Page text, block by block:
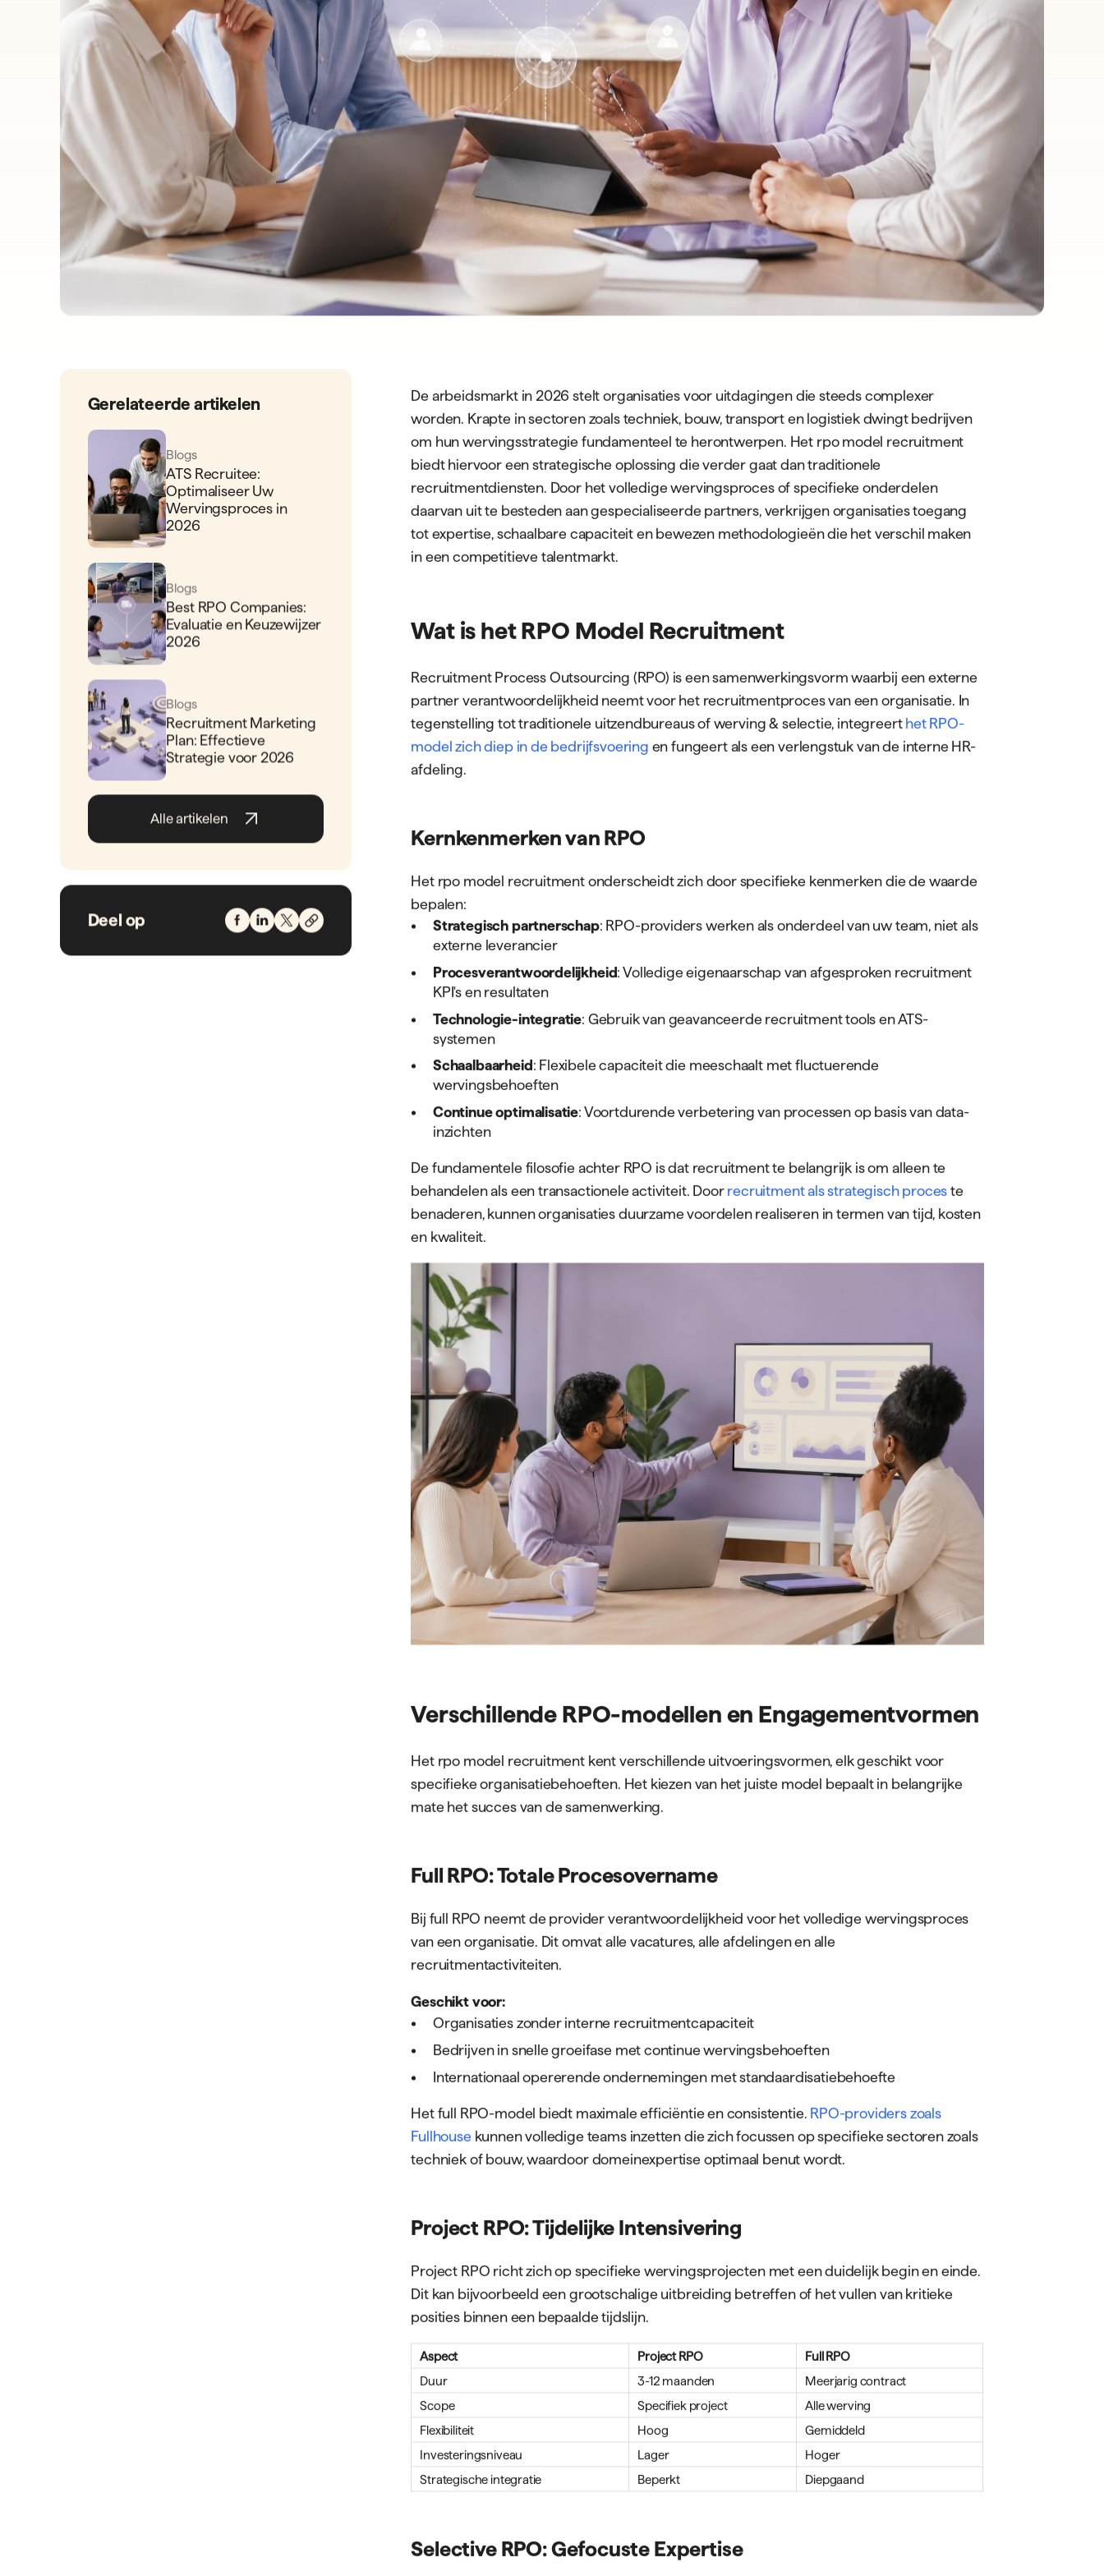
Gerelateerde artikelen
Blogs
ATS Recruitee:
Optimaliseer Uw
Best RPO Companies:
De arbeidsmarkt in 2026 stelt organisaties voor uitdagingen die steeds complexer
worden. Krapte in sectoren zoals techniek, bouw, transport en logistiek dwingt bedrijven
om hun wervingsstrategie fundamenteel te herontwerpen. Het rpo model recruitment
biedt hiervoor een strategische oplossing die verder gaat dan traditionele
recruitmentdiensten. Door het volledige wervingsproces of specifieke onderdelen
in een competitieve talentmarkt.
Wat is het RPO Model Recruitment
Recruitment Process Outsourcing (RPO) is een samenwerkingsvorm waarbij een externe
partner verantwoordelijkheid neemt voor het recruitmentproces van een organisatie. In
tegenstelling tot traditionele uitzendbureaus of werving & selectie, integreert
model zich diep in de bedrijfsvoeringen fungeert als een verlengstuk van de interne HR-
afdeling.
Kernkenmerken van RPO
Strategisch partnerschap: RPO-providers werken als onderdeel van uw team, niet als
externe leverancier
Procesverantwoordelijkheid
KPI's en resultaten
Technologie-integratie
systemen
Schaalbaarheid
: Flexibele capaciteit die meeschaalt met fluctuerende
wervingsbehoeften
Continue optimalisatie : Voortdurende verbetering van processen op basis van data-
inzichten
De fundamentele filosofie achter RPO is dat recruitment te belangrijk is om alleen te
behandelen als een transactionele activiteit. Door
recruitment als strategisch proceste
benaderen, kunnen organisaties duurzame voordelen realiseren in termen van tijd, kosten
en kwaliteit.
Verschillende RPO-modellen en Engagementvormen
Het rpo model recruitment kent verschillende uitvoeringsvormen, elk geschikt voor
specifieke organisatiebehoeften. Het kiezen van het juiste model bepaalt in belangrijke
mate het succes van de samenwerking.
Full RPO: Totale Procesovername
van een organisatie. Dit omvat alle vacatures, alle afdelingen en alle
recruitmentactiviteiten.
Geschikt voor:
Organisaties zonder interne recruitmentcapaciteit
Bedrijven in snelle groeifase met continue wervingsbehoeften
Internationaal opererende ondernemingen met standaardisatiebehoefte
Het full RPO-model biedt maximale efficiëntie en consistentie.RPO-providers zoals
Fullhouse
kunnen volledige teams inzetten die zich focussen op specifieke sectoren zoals
techniek of bouw, waardoor domeinexpertise optimaal benut wordt.
Project RPO richt zich op specifieke wervingsprojecten met een duidelijk begin en einde.